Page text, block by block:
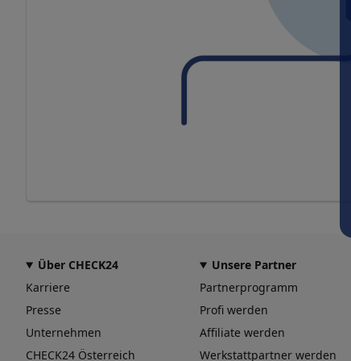
Über CHECK24
Karriere
Presse
Unternehmen
CHECK24 Österreich
Unsere Partner
Partnerprogramm
Profi werden
Affiliate werden
Werkstattpartner werden